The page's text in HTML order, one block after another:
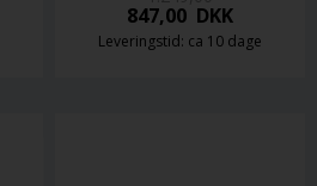
847,00 DKK
Leveringstid: ca 10 dage